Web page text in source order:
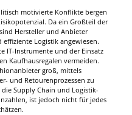
motivierte Konflikte bergen
Da ein Großteil der
Hersteller und Anbieter
Logistik angewiesen.
IT-Instrumente und der Einsatz
Kaufhausregalen vermeiden.
groß, mittels
und Retourenprozessen zu
Supply Chain und Logistik-
ist jedoch nicht für jedes